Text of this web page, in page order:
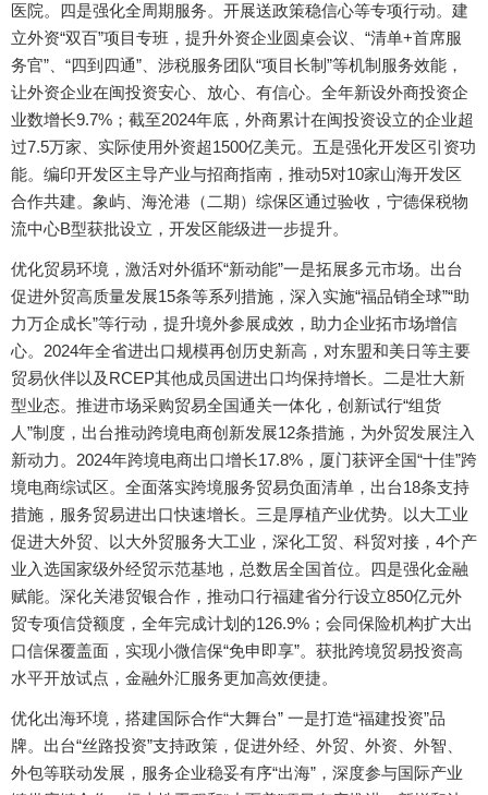
医院。四是强化全周期服务。开展送政策稳信心等专项行动。建
立外资“双百”项目专班，提升外资企业圆桌会议、“清单+首席服
务官”、“四到四通”、涉税服务团队“项目长制”等机制服务效能，
让外资企业在闽投资安心、放心、有信心。全年新设外商投资企
业数增长9.7%；截至2024年底，外商累计在闽投资设立的企业超
过7.5万家、实际使用外资超1500亿美元。五是强化开发区引资功
能。编印开发区主导产业与招商指南，推动5对10家山海开发区
合作共建。象屿、海沧港（二期）综保区通过验收，宁德保税物
流中心B型获批设立，开发区能级进一步提升。
优化贸易环境，激活对外循环“新动能”一是拓展多元市场。出台
促进外贸高质量发展15条等系列措施，深入实施“福品销全球”“助
力万企成长”等行动，提升境外参展成效，助力企业拓市场增信
心。2024年全省进出口规模再创历史新高，对东盟和美日等主要
贸易伙伴以及RCEP其他成员国进出口均保持增长。二是壮大新
型业态。推进市场采购贸易全国通关一体化，创新试行“组货
人”制度，出台推动跨境电商创新发展12条措施，为外贸发展注入
新动力。2024年跨境电商出口增长17.8%，厦门获评全国“十佳”跨
境电商综试区。全面落实跨境服务贸易负面清单，出台18条支持
措施，服务贸易进出口快速增长。三是厚植产业优势。以大工业
促进大外贸、以大外贸服务大工业，深化工贸、科贸对接，4个产
业入选国家级外经贸示范基地，总数居全国首位。四是强化金融
赋能。深化关港贸银合作，推动口行福建省分行设立850亿元外
贸专项信贷额度，全年完成计划的126.9%；会同保险机构扩大出
口信保覆盖面，实现小微信保“免申即享”。获批跨境贸易投资高
水平开放试点，金融外汇服务更加高效便捷。
优化出海环境，搭建国际合作“大舞台” 一是打造“福建投资”品
牌。出台“丝路投资”支持政策，促进外经、外贸、外资、外智、
外包等联动发展，服务企业稳妥有序“出海”，深度参与国际产业